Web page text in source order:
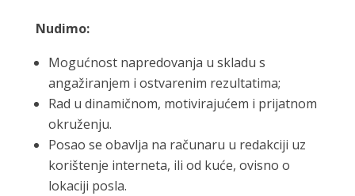
Nudimo:
Mogućnost napredovanja u skladu s
angažiranjem i ostvarenim rezultatima;
Rad u dinamičnom, motivirajućem i prijatnom
okruženju.
Posao se obavlja na računaru u redakciji uz
korištenje interneta, ili od kuće, ovisno o
lokaciji posla.